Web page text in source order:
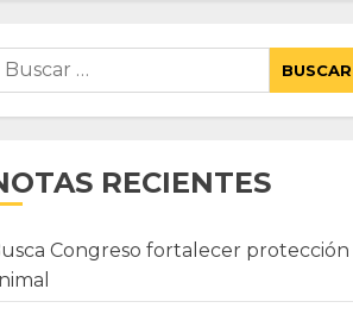
RECIENTES
Congreso fortalecer protección